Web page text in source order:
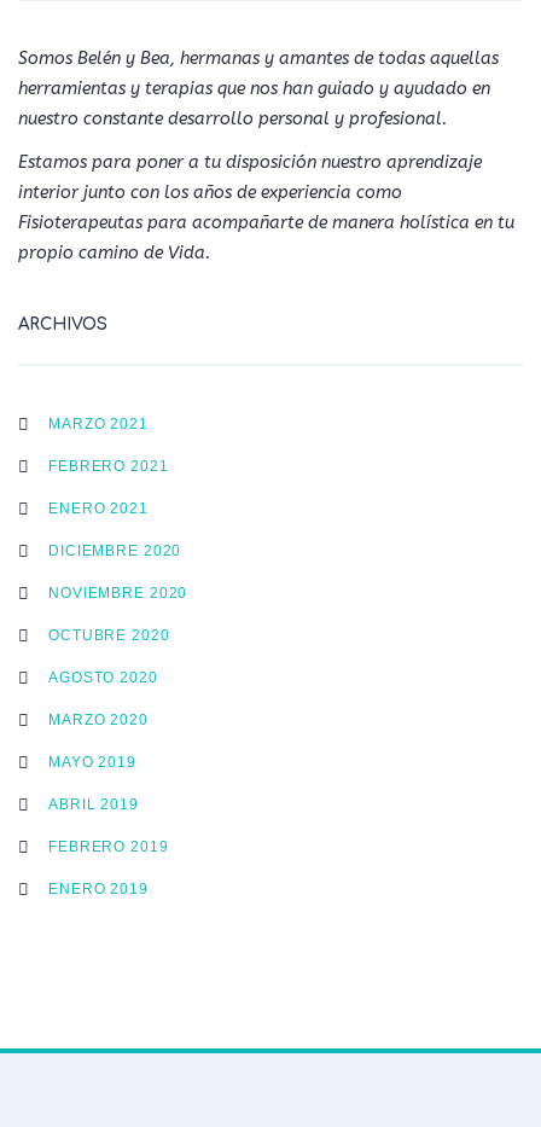
Somos Belén y Bea, hermanas y amantes de todas aquellas
herramientas y terapias que nos han guiado y ayudado en
nuestro constante desarrollo personal y profesional.
Estamos para poner a tu disposición nuestro aprendizaje
interior junto con los años de experiencia como
Fisioterapeutas para acompañarte de manera holística en tu
propio camino de Vida.
ARCHIVOS
MARZO 2021
FEBRERO 2021
ENERO 2021
DICIEMBRE 2020
NOVIEMBRE 2020
OCTUBRE 2020
AGOSTO 2020
MARZO 2020
MAYO 2019
ABRIL 2019
FEBRERO 2019
ENERO 2019